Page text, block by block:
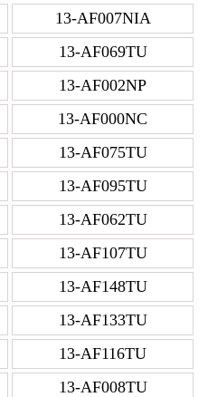
13-AF007NIA
13-AF069TU
13-AF002NP
13-AF000NC
13-AF075TU
13-AF095TU
13-AF062TU
13-AF107TU
13-AF148TU
13-AF133TU
13-AF116TU
13-AF008TU